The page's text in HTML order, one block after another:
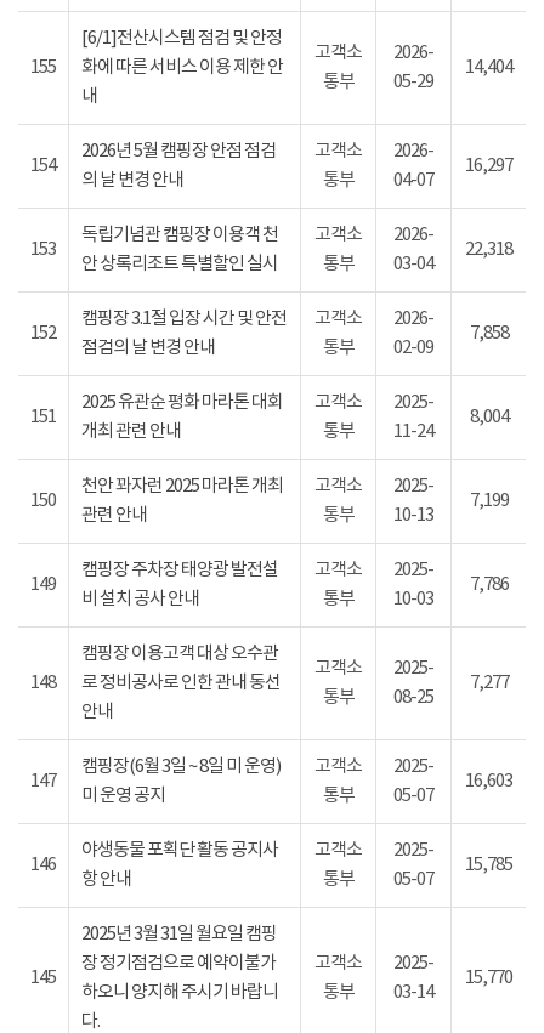
155
[6/1]전산시스템 점검 및 안정
화에 따른 서비스 이용 제한 안
내
고객소
통부
2026-
05-29
14,404
154
2026년 5월 캠핑장 안점 점검
의 날 변경 안내
고객소
통부
2026-
04-07
16,297
153
독립기념관 캠핑장 이용객 천
안 상록리조트 특별할인 실시
고객소
통부
2026-
03-04
22,318
152
캠핑장 3.1절 입장 시간 및 안전
점검의 날 변경 안내
고객소
통부
2026-
02-09
7,858
151
2025 유관순 평화 마라톤 대회
개최 관련 안내
고객소
통부
2025-
11-24
8,004
150
천안 꽈자런 2025 마라톤 개최
관련 안내
고객소
통부
2025-
10-13
7,199
149
캠핑장 주차장 태양광 발전설
비 설치 공사 안내
고객소
통부
2025-
10-03
7,786
148
캠핑장 이용고객 대상 오수관
로 정비공사로 인한 관내 동선
안내
고객소
통부
2025-
08-25
7,277
147
캠핑장(6월 3일 ~ 8일 미 운영)
미 운영 공지
고객소
통부
2025-
05-07
16,603
146
야생동물 포획단 활동 공지사
항 안내
고객소
통부
2025-
05-07
15,785
145
2025년 3월 31일 월요일 캠핑
장 정기점검으로 예약이불가
하오니 양지해 주시기 바랍니
다.
고객소
통부
2025-
03-14
15,770